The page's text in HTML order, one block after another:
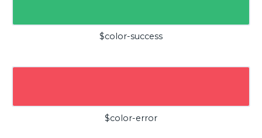
$color-success
$color-error